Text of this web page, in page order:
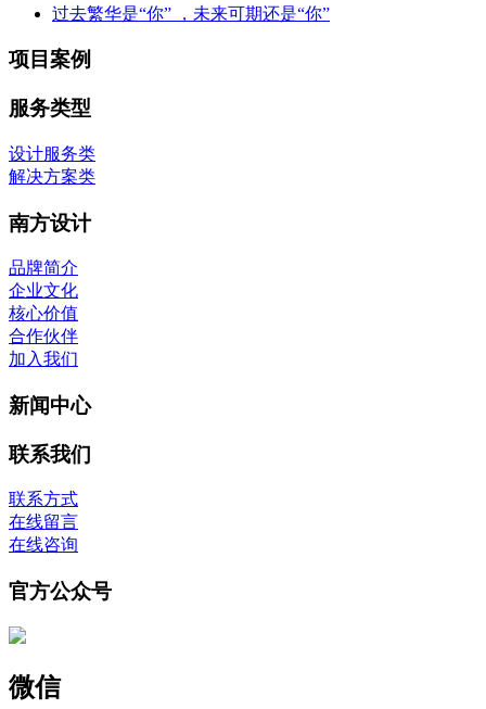
过去繁华是“你” ，未来可期还是“你”
项目案例
服务类型
设计服务类
解决方案类
南方设计
品牌简介
企业文化
核心价值
合作伙伴
加入我们
新闻中心
联系我们
联系方式
在线留言
在线咨询
官方公众号
微信